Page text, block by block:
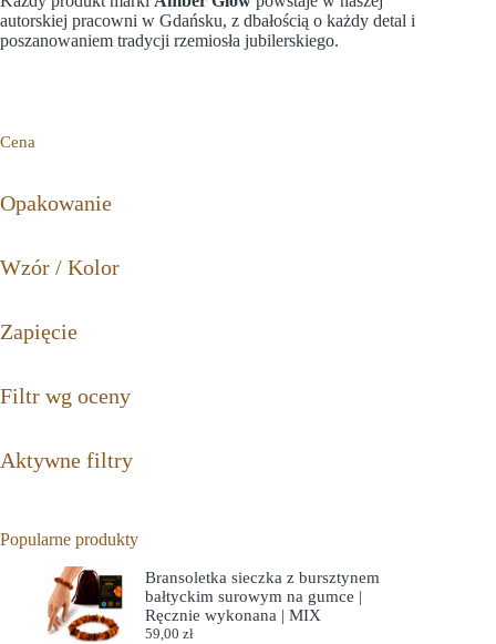
autorskiej pracowni w Gdańsku, z dbałością o każdy detal i
poszanowaniem tradycji rzemiosła jubilerskiego.
Cena
Opakowanie
Wzór / Kolor
Zapięcie
Filtr wg oceny
Aktywne filtry
Popularne produkty
Bransoletka sieczka z bursztynem
bałtyckim surowym na gumce |
Ręcznie wykonana | MIX
59,00 zł